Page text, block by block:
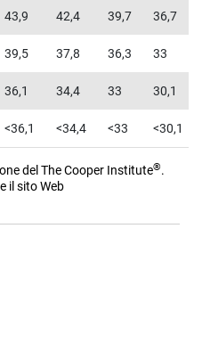
43,9 42,4 39,7 36,7
39,5 37,8 36,3 33
36,1 34,4 33 30,1
<36,1 <34,4 <33 <30,1
del The Cooper Institute®.
il sito Web